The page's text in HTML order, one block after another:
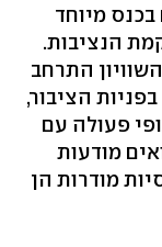
מיוחד
הנציבות.
התרחב
טיפול בפניות הציבור,
פעולה עם
מודעות
מודרות הן